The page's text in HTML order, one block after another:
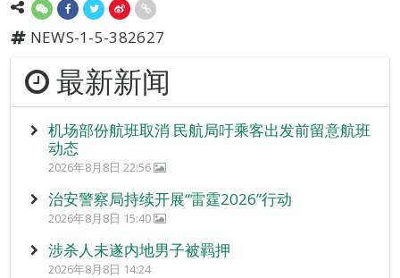
NEWS-1-5-382627
最新新闻
机场部份航班取消 民航局吁乘客出发前留意航班
动态
2026年8月8日 22:56
治安警察局持续开展“雷霆2026”行动
2026年8月8日 15:40
涉杀人未遂内地男子被羁押
2026年8月8日 14:24